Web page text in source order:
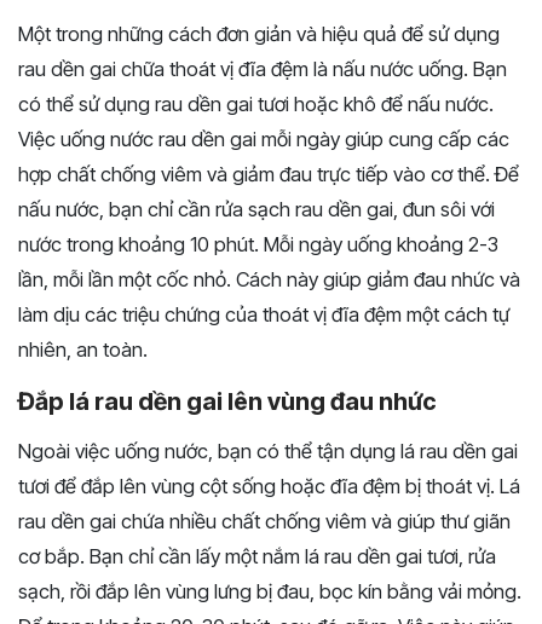
Một trong những cách đơn giản và hiệu quả để sử dụng
rau dền gai chữa thoát vị đĩa đệm là nấu nước uống. Bạn
có thể sử dụng rau dền gai tươi hoặc khô để nấu nước.
Việc uống nước rau dền gai mỗi ngày giúp cung cấp các
hợp chất chống viêm và giảm đau trực tiếp vào cơ thể. Để
nấu nước, bạn chỉ cần rửa sạch rau dền gai, đun sôi với
nước trong khoảng 10 phút. Mỗi ngày uống khoảng 2-3
lần, mỗi lần một cốc nhỏ. Cách này giúp giảm đau nhức và
làm dịu các triệu chứng của thoát vị đĩa đệm một cách tự
nhiên, an toàn.
Đắp lá rau dền gai lên vùng đau nhức
Ngoài việc uống nước, bạn có thể tận dụng lá rau dền gai
tươi để đắp lên vùng cột sống hoặc đĩa đệm bị thoát vị. Lá
rau dền gai chứa nhiều chất chống viêm và giúp thư giãn
cơ bắp. Bạn chỉ cần lấy một nắm lá rau dền gai tươi, rửa
sạch, rồi đắp lên vùng lưng bị đau, bọc kín bằng vải mỏng.